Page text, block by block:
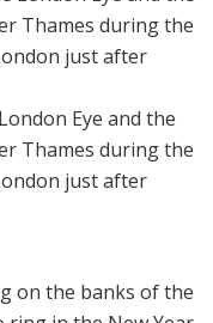
Eye and the
Thames during the
just after